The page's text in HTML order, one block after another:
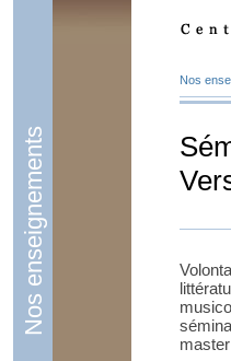
Nos enseignements
Nos